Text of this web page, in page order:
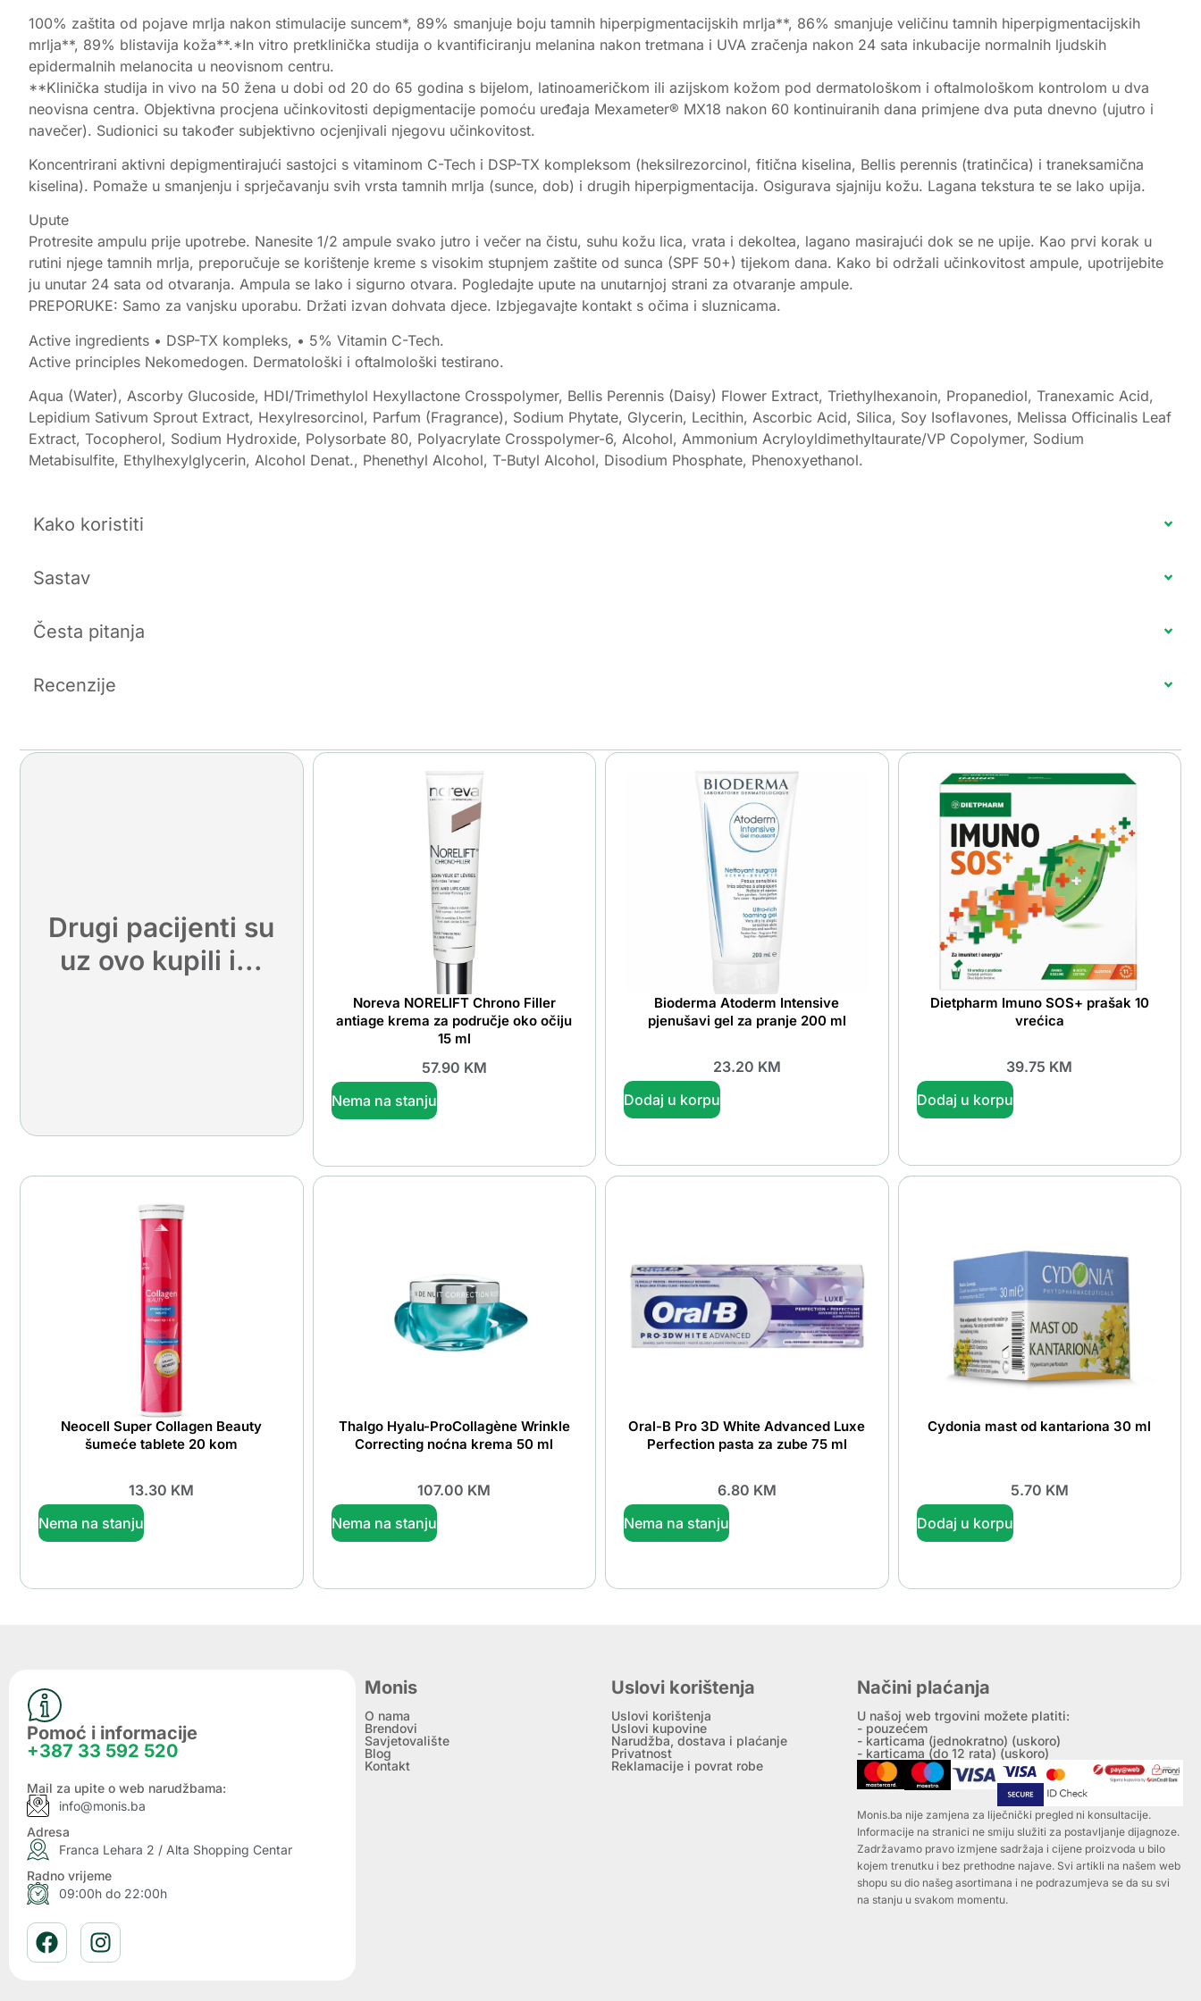
100% zaštita od pojave mrlja nakon stimulacije suncem*, 89% smanjuje boju tamnih hiperpigmentacijskih mrlja**, 86% smanjuje veličinu tamnih hiperpigmentacijskih
mrlja**, 89% blistavija koža**.*In vitro pretklinička studija o kvantificiranju melanina nakon tretmana i UVA zračenja nakon 24 sata inkubacije normalnih ljudskih
epidermalnih melanocita u neovisnom centru.
**Klinička studija in vivo na 50 žena u dobi od 20 do 65 godina s bijelom, latinoameričkom ili azijskom kožom pod dermatološkom i oftalmološkom kontrolom u dva
neovisna centra. Objektivna procjena učinkovitosti depigmentacije pomoću uređaja Mexameter® MX18 nakon 60 kontinuiranih dana primjene dva puta dnevno (ujutro i
navečer). Sudionici su također subjektivno ocjenjivali njegovu učinkovitost.
Koncentrirani aktivni depigmentirajući sastojci s vitaminom C-Tech i DSP-TX kompleksom (heksilrezorcinol, fitična kiselina, Bellis perennis (tratinčica) i traneksamična
kiselina). Pomaže u smanjenju i sprječavanju svih vrsta tamnih mrlja (sunce, dob) i drugih hiperpigmentacija. Osigurava sjajniju kožu. Lagana tekstura te se lako upija.
Upute
Protresite ampulu prije upotrebe. Nanesite 1/2 ampule svako jutro i večer na čistu, suhu kožu lica, vrata i dekoltea, lagano masirajući dok se ne upije. Kao prvi korak u
rutini njege tamnih mrlja, preporučuje se korištenje kreme s visokim stupnjem zaštite od sunca (SPF 50+) tijekom dana. Kako bi održali učinkovitost ampule, upotrijebite
ju unutar 24 sata od otvaranja. Ampula se lako i sigurno otvara. Pogledajte upute na unutarnjoj strani za otvaranje ampule.
PREPORUKE: Samo za vanjsku uporabu. Držati izvan dohvata djece. Izbjegavajte kontakt s očima i sluznicama.
Active ingredients • DSP-TX kompleks, • 5% Vitamin C-Tech.
Active principles Nekomedogen. Dermatološki i oftalmološki testirano.
Aqua (Water), Ascorby Glucoside, HDI/Trimethylol Hexyllactone Crosspolymer, Bellis Perennis (Daisy) Flower Extract, Triethylhexanoin, Propanediol, Tranexamic Acid,
Lepidium Sativum Sprout Extract, Hexylresorcinol, Parfum (Fragrance), Sodium Phytate, Glycerin, Lecithin, Ascorbic Acid, Silica, Soy Isoflavones, Melissa Officinalis Leaf
Extract, Tocopherol, Sodium Hydroxide, Polysorbate 80, Polyacrylate Crosspolymer-6, Alcohol, Ammonium Acryloyldimethyltaurate/VP Copolymer, Sodium
Metabisulfite, Ethylhexylglycerin, Alcohol Denat., Phenethyl Alcohol, T-Butyl Alcohol, Disodium Phosphate, Phenoxyethanol.
Kako koristiti
Sastav
Česta pitanja
Recenzije
Drugi pacijenti su
uz ovo kupili i...
Noreva NORELIFT Chrono Filler
antiage krema za područje oko očiju
15 ml
57.90 KM
Nema na stanju
Bioderma Atoderm Intensive
pjenušavi gel za pranje 200 ml
23.20 KM
Dodaj u korpu
Dietpharm Imuno SOS+ prašak 10
vrećica
39.75 KM
Dodaj u korpu
Neocell Super Collagen Beauty
šumeće tablete 20 kom
13.30 KM
Nema na stanju
Thalgo Hyalu-ProCollagène Wrinkle
Correcting noćna krema 50 ml
107.00 KM
Nema na stanju
Oral-B Pro 3D White Advanced Luxe
Perfection pasta za zube 75 ml
6.80 KM
Nema na stanju
Cydonia mast od kantariona 30 ml
5.70 KM
Dodaj u korpu
Pomoć i informacije
+387 33 592 520
Mail za upite o web narudžbama:
info@monis.ba
Adresa
Franca Lehara 2 / Alta Shopping Centar
Radno vrijeme
09:00h do 22:00h
Monis
O nama
Brendovi
Savjetovalište
Blog
Kontakt
Uslovi korištenja
Uslovi korištenja
Uslovi kupovine
Narudžba, dostava i plaćanje
Privatnost
Reklamacije i povrat robe
Načini plaćanja
U našoj web trgovini možete platiti:
- pouzećem
- karticama (jednokratno) (uskoro)
- karticama (do 12 rata) (uskoro)
Monis.ba nije zamjena za liječnički pregled ni konsultacije.
Informacije na stranici ne smiju služiti za postavljanje dijagnoze.
Zadržavamo pravo izmjene sadržaja i cijene proizvoda u bilo
kojem trenutku i bez prethodne najave. Svi artikli na našem web
shopu su dio našeg asortimana i ne podrazumjeva se da su svi
na stanju u svakom momentu.